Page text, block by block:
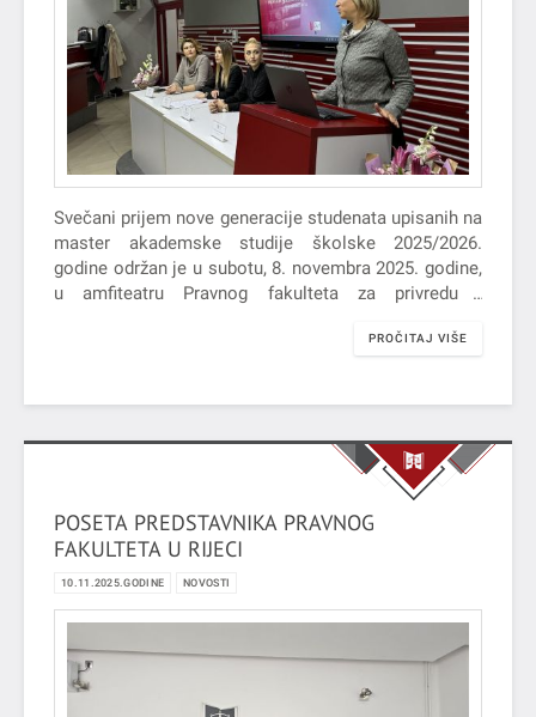
Svečani prijem nove generacije studenata upisanih na
master akademske studije školske 2025/2026.
godine održan je u subotu, 8. novembra 2025. godine,
u amfiteatru Pravnog fakulteta za privredu i
PROČITAJ VIŠE
POSETA PREDSTAVNIKA PRAVNOG
FAKULTETA U RIJECI
10.11.2025.GODINE NOVOSTI